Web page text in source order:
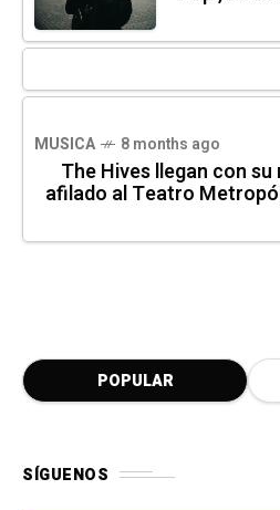
MUSICA 8 months ago
The Hives llegan con
afilado al Teatro
POPULAR
SÍGUENOS